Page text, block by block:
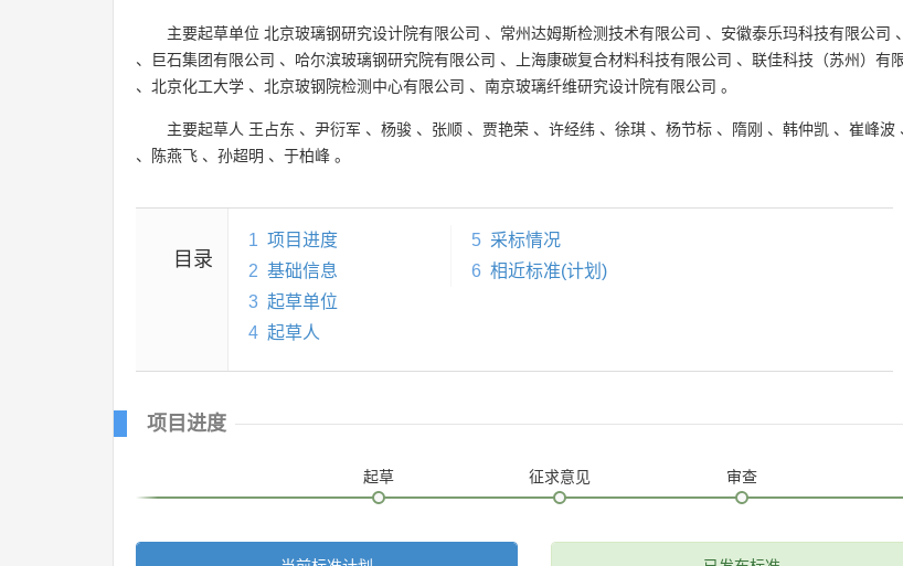
主要起草单位 北京玻璃钢研究设计院有限公司 、 常州达姆斯检测技术有限公司 、 安徽泰乐玛科技有限公司 、
、
巨石集团有限公司 、 哈尔滨玻璃钢研究院有限公司 、 上海康碳复合材料科技有限公司 、 联佳科技（苏州）有
、 北京化工大学 、 北京玻钢院检测中心有限公司 、 南京玻璃纤维研究设计院有限公司 。
主要起草人 王占东 、 尹衍军 、 杨骏 、 张顺 、 贾艳荣 、 许经纬 、 徐琪 、 杨节标 、 隋刚 、 韩仲凯 、 崔峰波
、
陈燕飞 、 孙超明 、 于柏峰 。
目录
1 项目进度
2 基础信息
3 起草单位
4 起草人
5 采标情况
6 相近标准(计划)
项目进度
起草 征求意见 审查